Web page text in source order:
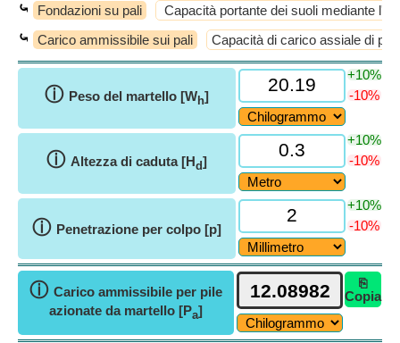
⤿ Fondazioni su pali Capacità portante dei suoli mediante
⤿ Carico ammissibile sui pali Capacità di carico assiale di
ⓘ Peso del martello [Wh]
+10%
-10%
ⓘ Altezza di caduta [Hd]
+10%
-10%
ⓘ Penetrazione per colpo [p]
+10%
-10%
ⓘ Carico ammissibile per pile
azionate da martello [Pa]
⎘
Copia